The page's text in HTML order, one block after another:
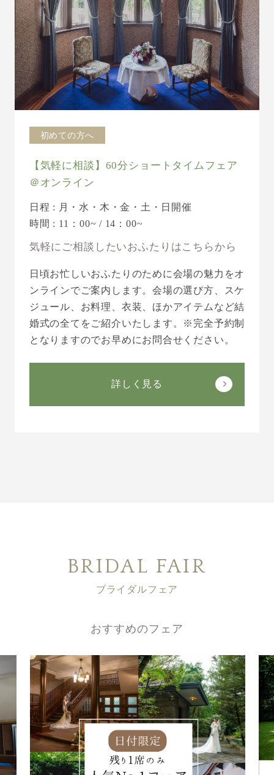
初めての方へ
【気軽に相談】60分ショートタイムフェア
＠オンライン
日程 : 月・水・木・金・土・日開催
時間 : 11：00~ / 14：00~
気軽にご相談したいおふたりはこちらから
日頃お忙しいおふたりのために会場の魅力をオ
ンラインでご案内します。会場の選び方、スケ
ジュール、お料理、衣装、ほかアイテムなど結
婚式の全てをご紹介いたします。※完全予約制
となりますのでお早めにお問合せください。
詳しく見る
BRIDAL FAIR
ブライダルフェア
おすすめのフェア